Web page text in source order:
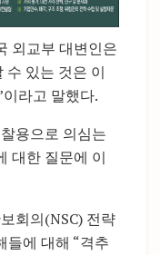
외교부 대변인은
수 있는 것은 이
라고 말했다.
용으로 의심는
대한 질문에 이
회의(NSC) 전략
들에 대해 “격추